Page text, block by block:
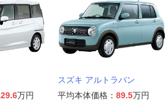
万円
スズキ アルトラパン
平均本体価格： 89.5万円